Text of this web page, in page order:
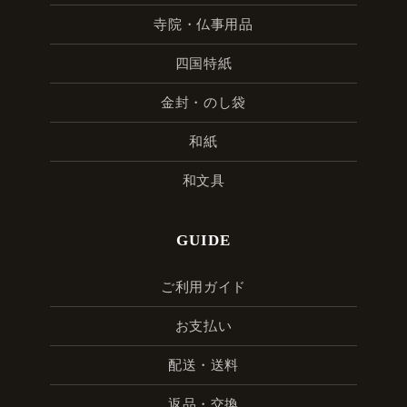
寺院・仏事用品
四国特紙
金封・のし袋
和紙
和文具
GUIDE
ご利用ガイド
お支払い
配送・送料